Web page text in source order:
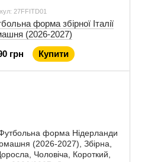
27FFITD01
форма збірної Італії
(2026-2027)
грн
Купити